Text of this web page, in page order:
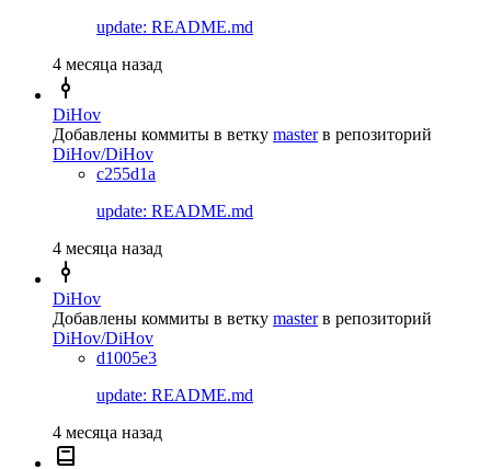
update: README.md
4 месяца назад
DiHov
Добавлены коммиты в ветку master в репозиторий
DiHov/DiHov
c255d1a
update: README.md
4 месяца назад
DiHov
Добавлены коммиты в ветку master в репозиторий
DiHov/DiHov
d1005e3
update: README.md
4 месяца назад